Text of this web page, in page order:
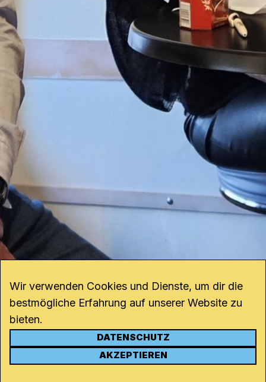
KONTAKT
Wir verwenden Cookies und Dienste, um dir die
bestmögliche Erfahrung auf unserer Website zu
bieten.
DATENSCHUTZ
AKZEPTIEREN